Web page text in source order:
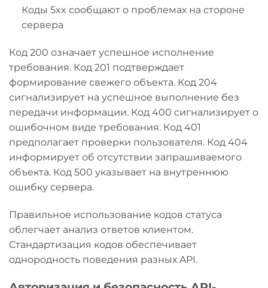
Коды 5xx сообщают о проблемах на стороне
сервера
Код 200 означает успешное исполнение
требования. Код 201 подтверждает
формирование свежего объекта. Код 204
сигнализирует на успешное выполнение без
передачи информации. Код 400 сигнализирует о
ошибочном виде требования. Код 401
предполагает проверки пользователя. Код 404
информирует об отсутствии запрашиваемого
объекта. Код 500 указывает на внутреннюю
ошибку сервера.
Правильное использование кодов статуса
облегчает анализ ответов клиентом.
Стандартизация кодов обеспечивает
однородность поведения разных API.